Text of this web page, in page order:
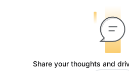
Share your thoughts and